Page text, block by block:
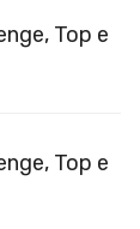
Top e
Top e